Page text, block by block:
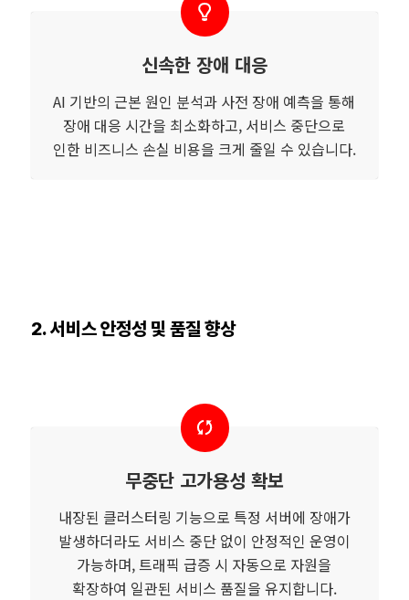
신속한 장애 대응
AI 기반의 근본 원인 분석과 사전 장애 예측을 통해
장애 대응 시간을 최소화하고, 서비스 중단으로
인한 비즈니스 손실 비용을 크게 줄일 수 있습니다.
2. 서비스 안정성 및 품질 향상
무중단 고가용성 확보
내장된 클러스터링 기능으로 특정 서버에 장애가
발생하더라도 서비스 중단 없이 안정적인 운영이
가능하며, 트래픽 급증 시 자동으로 자원을
확장하여 일관된 서비스 품질을 유지합니다.